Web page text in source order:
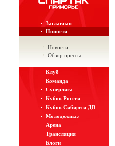
Заглавная
Новости
Новости
Обзор прессы
Клуб
Команда
Суперлига
Кубок России
Кубок Сибири и ДВ
Молодежные
Арена
Трансляция
Блоги